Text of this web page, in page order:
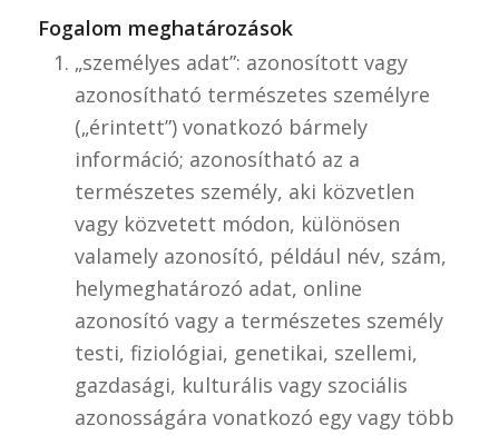
Fogalom meghatározások
„személyes adat”: azonosított vagy
azonosítható természetes személyre
(„érintett”) vonatkozó bármely
információ; azonosítható az a
természetes személy, aki közvetlen
vagy közvetett módon, különösen
valamely azonosító, például név, szám,
helymeghatározó adat, online
azonosító vagy a természetes személy
testi, fiziológiai, genetikai, szellemi,
gazdasági, kulturális vagy szociális
azonosságára vonatkozó egy vagy több